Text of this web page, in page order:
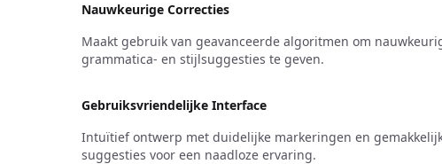
Nauwkeurige Correcties
Maakt gebruik van geavanceerde algoritmen om
grammatica- en stijlsuggesties te geven.
Gebruiksvriendelijke Interface
Intuïtief ontwerp met duidelijke markeringen en
suggesties voor een naadloze ervaring.